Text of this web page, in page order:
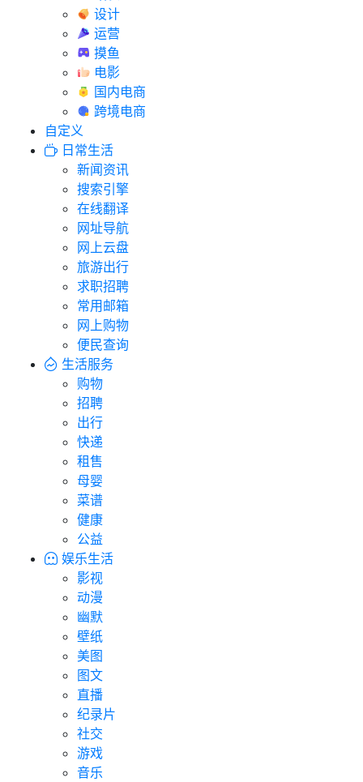
设计
运营
摸鱼
电影
国内电商
跨境电商
自定义
日常生活
新闻资讯
搜索引擎
在线翻译
网址导航
网上云盘
旅游出行
求职招聘
常用邮箱
网上购物
便民查询
生活服务
购物
招聘
出行
快递
租售
母婴
菜谱
健康
公益
娱乐生活
影视
动漫
幽默
壁纸
美图
图文
直播
纪录片
社交
游戏
音乐